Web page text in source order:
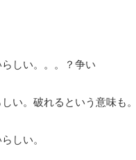
しい。。。？争い
い。破れるという意味も。
しい。